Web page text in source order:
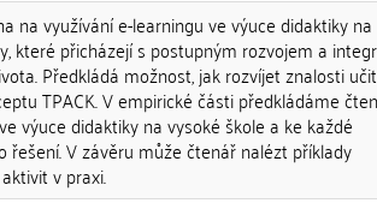
na využívání e-learningu ve výuce didaktiky na
které přicházejí s postupným rozvojem a
Předkládá možnost, jak rozvíjet znalosti
TPACK. V empirické části předkládáme
výuce didaktiky na vysoké škole a ke každé
V závěru může čtenář nalézt příklady
v praxi.